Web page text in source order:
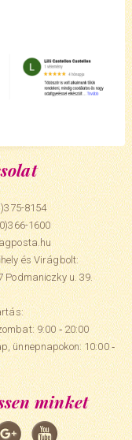
8154
1600
és Virágbolt:
Podmaniczky u. 39.
9:00 ‑ 20:00
ünnepnapokon: 10:00 ‑
minket